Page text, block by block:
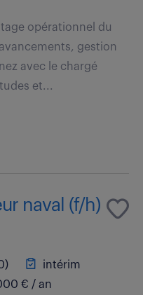
opérationnel du
gestion
avec le chargé
et...
naval (f/h)
intérim
€ / an